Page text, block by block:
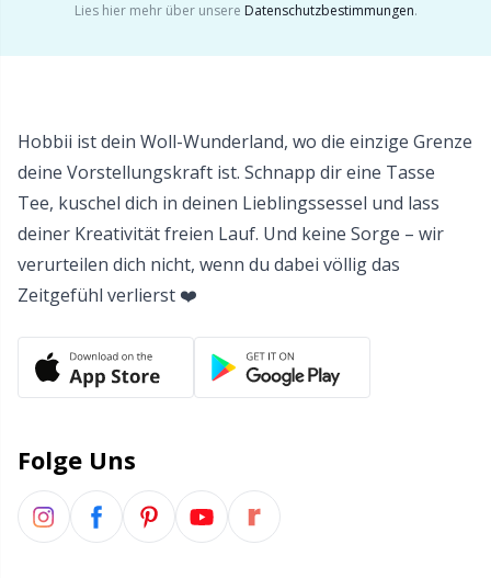
Werkzeuge
Wollwaschmittel
Zopfmusterhalter
Zubehör für Körbe
Zubehör für Pompons/Bommeln
Zubehör für Taschen
Lies hier mehr über unsere Datenschutzbestimmungen.
Hobbii ist dein Woll-Wunderland, wo die einzige Grenze
deine Vorstellungskraft ist. Schnapp dir eine Tasse
Tee, kuschel dich in deinen Lieblingssessel und lass
deiner Kreativität freien Lauf. Und keine Sorge – wir
verurteilen dich nicht, wenn du dabei völlig das
Zeitgefühl verlierst ❤️
Folge Uns